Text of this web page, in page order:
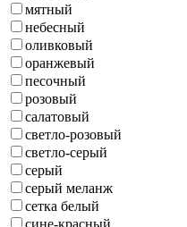
мятный
небесный
оливковый
оранжевый
песочный
розовый
салатовый
светло-розовый
светло-серый
серый
серый меланж
сетка белый
сине-красный